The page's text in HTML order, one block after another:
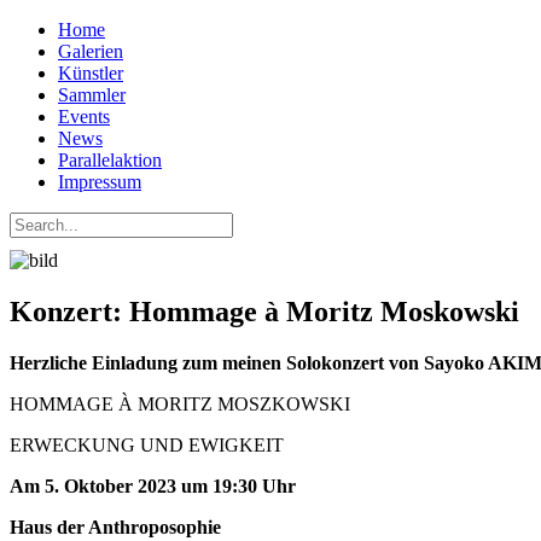
Home
Galerien
Künstler
Sammler
Events
News
Parallelaktion
Impressum
Konzert: Hommage à Moritz Moskowski
Herzliche Einladung zum meinen Solokonzert von Sayoko
HOMMAGE À MORITZ MOSZKOWSKI
ERWECKUNG UND EWIGKEIT
Am 5. Oktober 2023 um 19:30 Uhr
Haus der Anthroposophie